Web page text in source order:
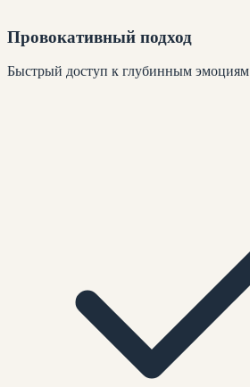
Провокативный подход
Быстрый доступ к глубинным эмоциям